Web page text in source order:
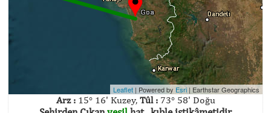
Leaflet | Powered by Esri | Earthstar Geographics
Arz :15° 16' Kuzey, Tûl :73° 58' Doğu